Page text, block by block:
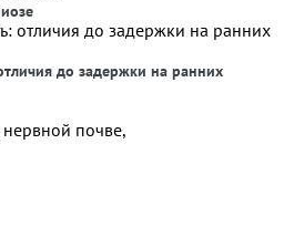
до задержки на ранних